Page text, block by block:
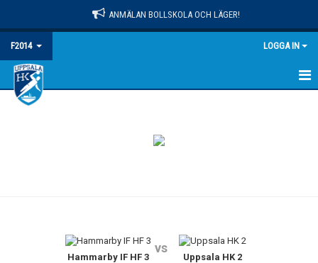
ANMÄLAN BOLLSKOLA OCH LÄGER!
F2014 LOGGA IN
HEM
Hammarby IF HF 3
vs
Uppsala HK 2